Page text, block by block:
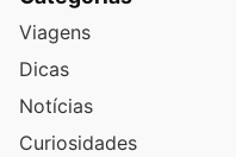
Viagens
Dicas
Notícias
Curiosidades